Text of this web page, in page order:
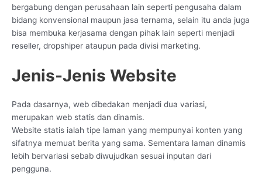
bergabung dengan perusahaan lain seperti pengusaha dalam
bidang konvensional maupun jasa ternama, selain itu anda juga
bisa membuka kerjasama dengan pihak lain seperti menjadi
reseller, dropshiper ataupun pada divisi marketing.
Jenis-Jenis Website
Pada dasarnya, web dibedakan menjadi dua variasi,
merupakan web statis dan dinamis.
Website statis ialah tipe laman yang mempunyai konten yang
sifatnya memuat berita yang sama. Sementara laman dinamis
lebih bervariasi sebab diwujudkan sesuai inputan dari
pengguna.